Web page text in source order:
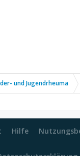
und Jugendrheuma
Hilfe